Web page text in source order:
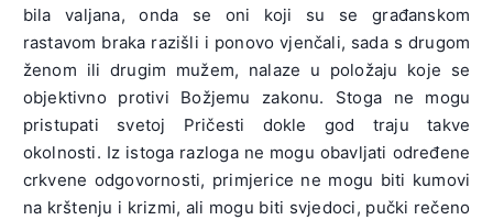
bila valjana, onda se oni koji su se građanskom
rastavom braka razišli i ponovo vjenčali, sada s drugom
ženom ili drugim mužem, nalaze u položaju koje se
objektivno protivi Božjemu zakonu. Stoga ne mogu
pristupati svetoj Pričesti dokle god traju takve
okolnosti. Iz istoga razloga ne mogu obavljati određene
crkvene odgovornosti, primjerice ne mogu biti kumovi
na krštenju i krizmi, ali mogu biti svjedoci, pučki rečeno